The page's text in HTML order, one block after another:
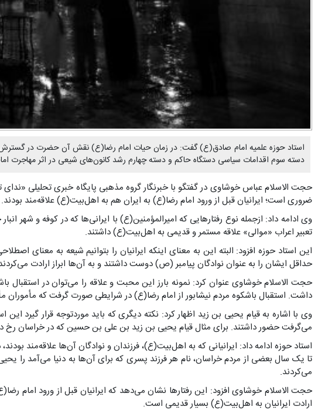
استاد حوزه علمیه امام صادق(ع) گفت: در زمان حیات امام رضا(ع) نقش آن حضرت در گسترش
دسته سوم اقدامات سیاسی دستگاه حاکم و دسته چهارم رشد کانون‌های شیعی در اثر مهاجرت
حجت الاسلام عباس خوشاوی در گفتگو با خبرنگار گروه مذهبی پایگاه خبری تحلیلی
ضروری است؛ ایرانیان قبل از ورود امام رضا(ع) به ایران هم به اهل‌بیت(ع) علاقه‌مند
وی ادامه داد: ازجمله نوع رفتارهایی که امیرالمؤمنین(ع) با ایرانی‌ها که در کوفه و شهر
تعبیر اعراب «موالی» علاقه مستمر و قدیمی به اهل‌بیت(ع) داشتند.
این استاد حوزه افزود: البته این به معنای اینکه ایرانیان را بتوانیم شیعه به
حداقل ایشان را به عنوان نوادگان پیامبر (ص) دوست داشتند و به آن‌ها ابراز ارادت
حجت الاسلام خوشاوی عنوان کرد: نمونه بارز این محبت و علاقه را می‌توان در استقبال
داشت. استقبال باشکوه مردم نیشابور از امام رضا(ع) در شرایطی صورت گرفت که مأموران
وی با اشاره به قیام یحیی بن زید اظهار کرد: نکته دیگری که باید موردتوجه قرار گیرد
می‌گرفت حضور داشتند. برای مثال قیام یحیی بن زید بن علی بن حسین که در خراسان رخ
استاد حوزه ادامه داد: ایرانیانی که به اهل‌بیت(ع)، فرزندان و نوادگان آن‌ها
تا یک سال بعضی از مردم خراسان، نام هر فرزند پسری که برای آن‌ها به دنیا می‌آمد را
می‌کردند.
حجت الاسلام خوشاوی افزود: این رفتارها نشان می‌دهد که ایرانیان قبل از ورود امام
ارادت ایرانیان به اهل‌بیت(ع) بسیار قدیمی است.